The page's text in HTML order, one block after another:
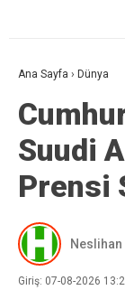
Ana Sayfa › Dünya
Suudi
Prensi
Neslihan
Giriş: 07-08-2026